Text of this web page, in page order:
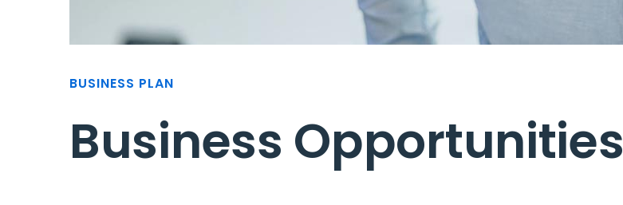
BUSINESS PLAN
Business Opportunities